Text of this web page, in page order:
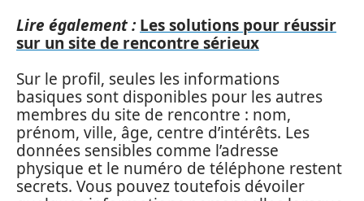
Lire également : Les solutions pour réussir
sur un site de rencontre sérieux
Sur le profil, seules les informations
basiques sont disponibles pour les autres
membres du site de rencontre : nom,
prénom, ville, âge, centre d’intérêts. Les
données sensibles comme l’adresse
physique et le numéro de téléphone restent
secrets. Vous pouvez toutefois dévoiler